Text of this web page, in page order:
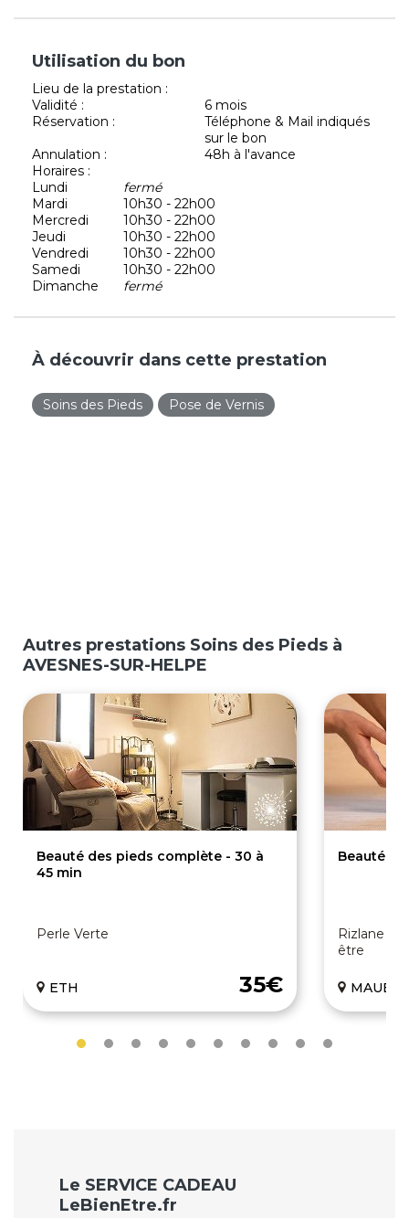
Utilisation du bon
Lieu de la prestation :
Validité :
6 mois
Réservation :
Téléphone & Mail indiqués
sur le bon
Annulation :
48h à l'avance
Horaires :
Lundi
fermé
Mardi
10h30 - 22h00
Mercredi
10h30 - 22h00
Jeudi
10h30 - 22h00
Vendredi
10h30 - 22h00
Samedi
10h30 - 22h00
Dimanche
fermé
À découvrir dans cette prestation
Soins des Pieds Pose de Vernis
Autres prestations Soins des Pieds à
AVESNES-SUR-HELPE
Beauté des pieds complète - 30 à
45 min
Perle Verte
35€
ETH
Beauté
Rizlane
être
Le SERVICE CADEAU
LeBienEtre.fr